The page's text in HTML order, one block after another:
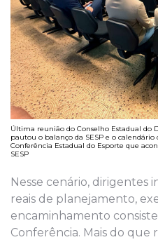
Última reunião do Conselho Estadual do
pautou o balanço da SESP e o
Conferência Estadual do Esporte que
SESP
Nesse cenário, dirigentes
reais de planejamento,
encaminhamento
Conferência. Mais do que